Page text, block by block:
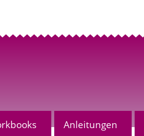
Anleitungen